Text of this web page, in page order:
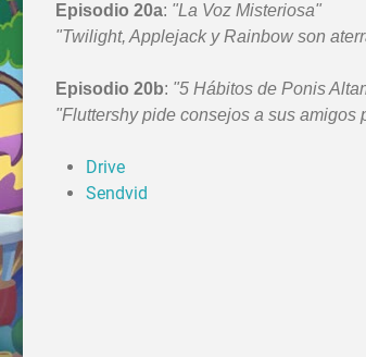
Episodio 20a: "La Voz Misteriosa"
"Twilight, Applejack y Rainbow son
Episodio 20b: "5 Hábitos de Ponis
"Fluttershy pide consejos a sus amigos
Drive
Sendvid